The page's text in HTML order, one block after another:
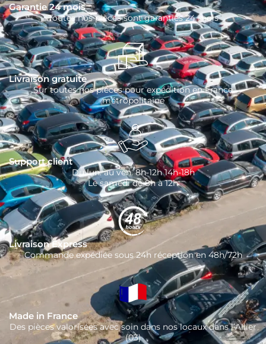
Garantie 24 mois
Toutes nos pièces sont garanties 24 mois
Livraison gratuite
Sur toutes nos pièces pour expédition en France
métropolitaine
Support client
Du lun. au ven. 8h-12h 14h-18h
Le samedi de 8h à 12h
Livraison Express
Commande expédiée sous 24h réception en 48h/72h
Made in France
Des pièces valorisées avec soin dans nos locaux dans l’Allier
(03)